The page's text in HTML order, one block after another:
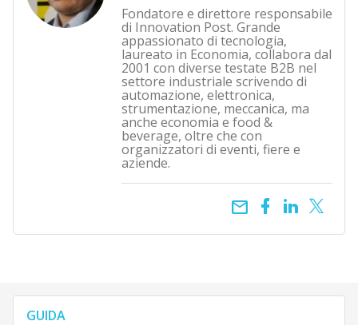
Fondatore e direttore responsabile
di Innovation Post. Grande
appassionato di tecnologia,
laureato in Economia, collabora dal
2001 con diverse testate B2B nel
settore industriale scrivendo di
automazione, elettronica,
strumentazione, meccanica, ma
anche economia e food &
beverage, oltre che con
organizzatori di eventi, fiere e
aziende.
email
GUIDA